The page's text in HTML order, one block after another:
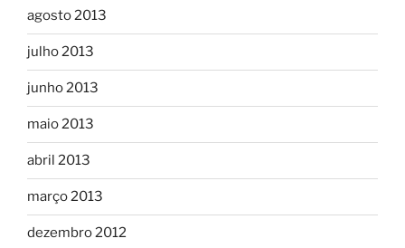
agosto 2013
julho 2013
junho 2013
maio 2013
abril 2013
março 2013
dezembro 2012